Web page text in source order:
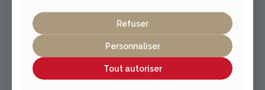
04 70 97 56 39
cusset@gabriel-sa.fr
Refuser
Personnaliser
Tout autoriser